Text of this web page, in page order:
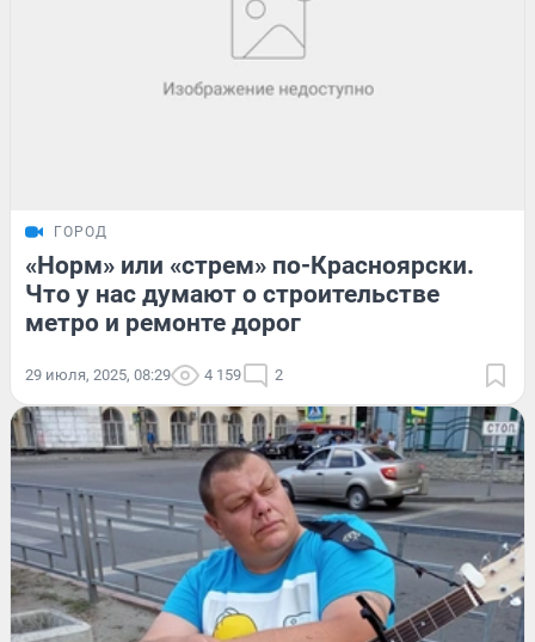
ГОРОД
«Норм» или «стрем» по-Красноярски.
Что у нас думают о строительстве
метро и ремонте дорог
29 июля, 2025, 08:29 4 159 2